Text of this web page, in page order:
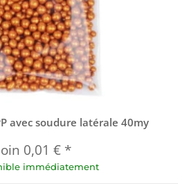
avec soudure latérale 40my
0,01 € *
immédiatement